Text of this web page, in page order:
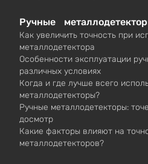
Ручные
Как увеличить точность при
металлодетектора
Особенности эксплуатации
различных условиях
Когда и где лучше всего
металлодетекторы?
Ручные металлодетекторы:
досмотр
Какие факторы влияют на
металлодетекторов?